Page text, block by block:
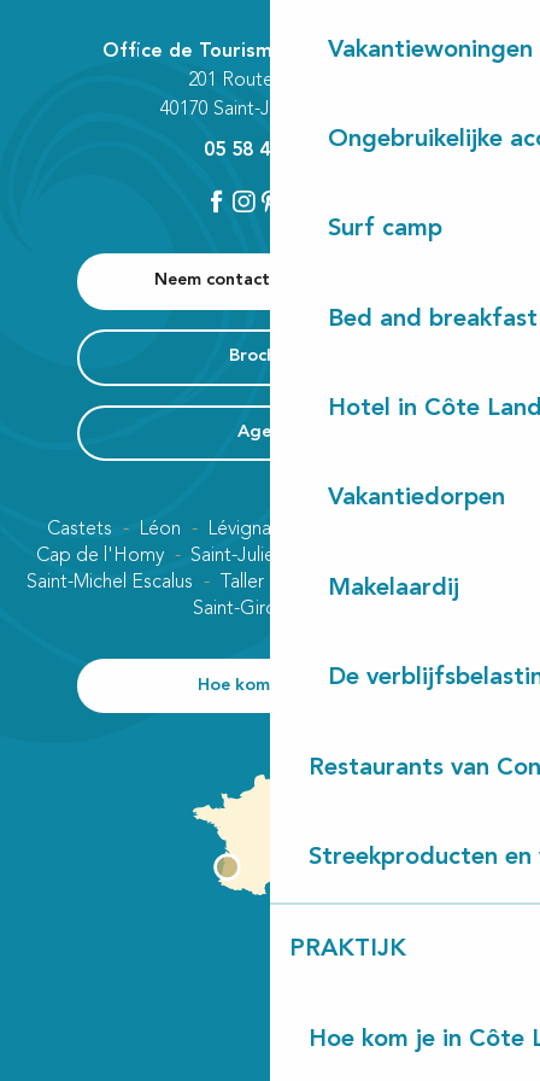
Vakantiewoningen
Ongebruikelijke
Surf camp
Bed and breakfast
Hotel in Côte
Vakantiedorpen
Makelaardij
De
Restaurants van
Streekproducten en
PRAKTIJK
Hoe kom je in Côte
Neem contact met ons op
Brochures
Agenda
Office de Tourisme Communautaire
201 Route des Lacs
40170 Saint-Julien-en-Born
05 58 42 89 80
Castets Léon Lévignacq
Cap de l'Homy
Saint-Julien-en-Born
Saint-Michel Escalus
Taller
Vielle-Saint-Girons
Saint-Girons plage
Hoe kom ik daar?